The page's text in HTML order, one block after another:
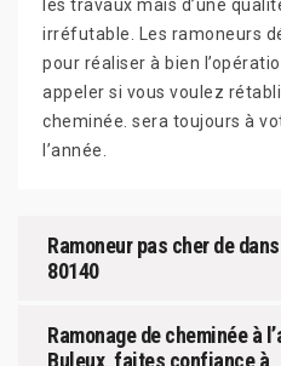
les travaux mais d’une
irréfutable. Les ramoneurs
pour réaliser à bien
appeler si vous voulez
cheminée. sera toujours à
l’année.
Ramoneur pas cher de
80140
Ramonage de cheminée à
Buleux, faites confiance à